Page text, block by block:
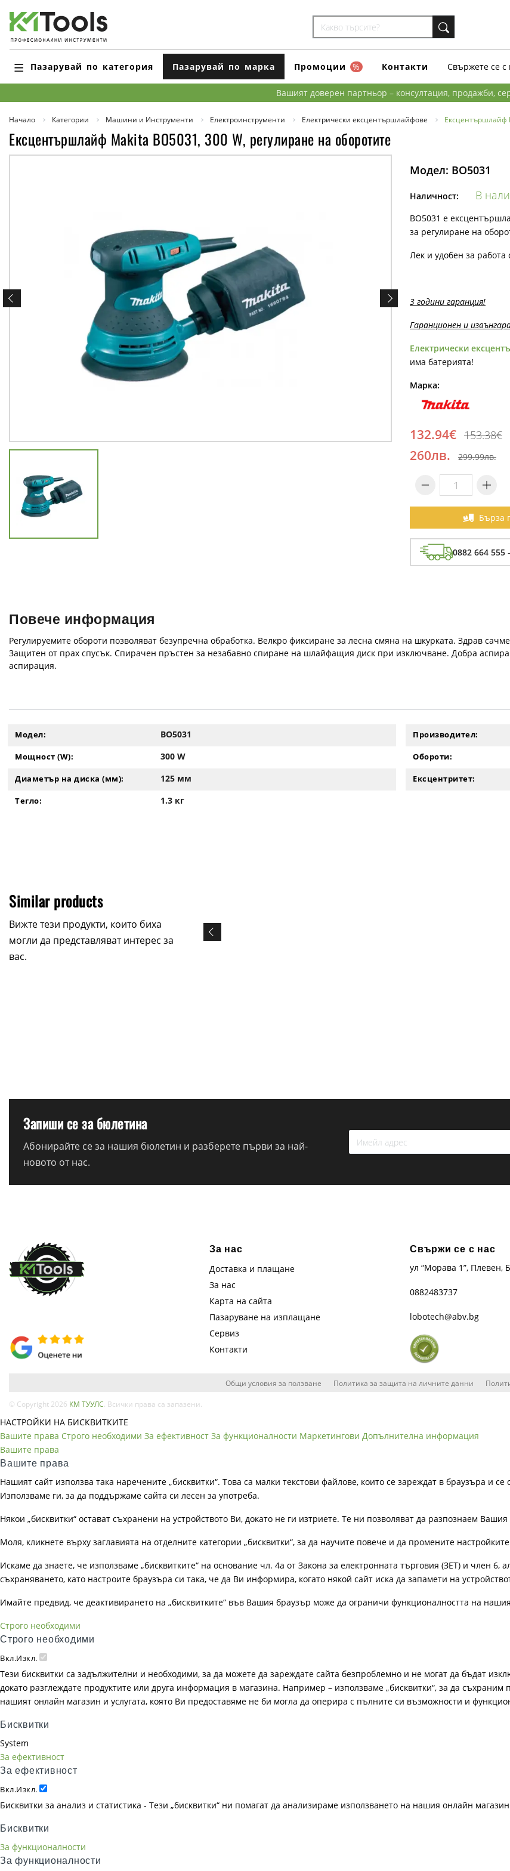
Пазарувай по категория Пазарувай по марка Промоции % Контакти Свържете се с
Вашият доверен партньор – консултация, продажби,
Начало Категории Машини и Инструменти Електроинструменти Електрически ексцентършлайфове Ексцентършлайф
Ексцентършлайф Makita BO5031, 300 W, регулиране на оборотите
Модел: BO5031
Наличност: В
BO5031 е
за регулиране на
Лек и удобен за работа
3 години гаранция!
Гаранционен и
Електрически
има батерията!
Марка:
132.94€ 153.38€
260лв. 299.99лв.
Бърза
0882 664 555
Повече информация
Регулируемите обороти позволяват безупречна обработка. Велкро фиксиране за лесна смяна на шкурката. Здрав
Защитен от прах спусък. Спирачен пръстен за незабавно спиране на шлайфащия диск при изключване. Добра
аспирация.
Модел: BO5031 Производител:
Мощност (W): 300 W Обороти:
Диаметър на диска (мм): 125 мм Ексцентритет:
Тегло: 1.3 кг
Similar products
Вижте тези продукти, които биха
могли да представляват интерес за
вас.
Запиши се за бюлетина
Абонирайте се за нашия бюлетин и разберете първи за най-
новото от нас.
За нас
Доставка и плащане
За нас
Карта на сайта
Пазаруване на изплащане
Сервиз
Контакти
Свържи се с нас
ул “Морава 1”, Плевен,
0882483737
lobotech@abv.bg
Общи условия за ползване Политика за защита на личните данни
© Copyright 2026 КМ ТУУЛС . Всички права са запазени.
НАСТРОЙКИ НА БИСКВИТКИТЕ
Вашите права Строго необходими За ефективност За функционалности Маркетингови Допълнителна информация
Вашите права
Вашите права
Нашият сайт използва така наречените „бисквитки“. Това са малки текстови файлове, които се зареждат в браузъра и
Използваме ги, за да поддържаме сайта си лесен за употреба.
Някои „бисквитки“ остават съхранени на устройството Ви, докато не ги изтриете. Те ни позволяват да разпознаем
Моля, кликнете върху заглавията на отделните категории „бисквитки“, за да научите повече и да промените
Искаме да знаете, че използваме „бисквитките“ на основание чл. 4а от Закона за електронната търговия (ЗЕТ) и член 6,
съхраняването, като настроите браузъра си така, че да Ви информира, когато някой сайт иска да запамети на
Имайте предвид, че деактивирането на „бисквитките“ във Вашия браузър може да ограничи функционалността на
Строго необходими
Строго необходими
Вкл.Изкл.
Тези бисквитки са задължителни и необходими, за да можете да зареждате сайта безпроблемно и не могат да бъдат
докато разглеждате продуктите или друга информация в магазина. Например – използваме „бисквитки“, за да съхраним
нашият онлайн магазин и услугата, която Ви предоставяме не би могла да оперира с пълните си възможности и
Бисквитки
System
За ефективност
За ефективност
Вкл.Изкл.
Бисквитки за анализ и статистика - Тези „бисквитки“ ни помагат да анализираме използването на нашия онлайн
Бисквитки
За функционалности
За функционалности